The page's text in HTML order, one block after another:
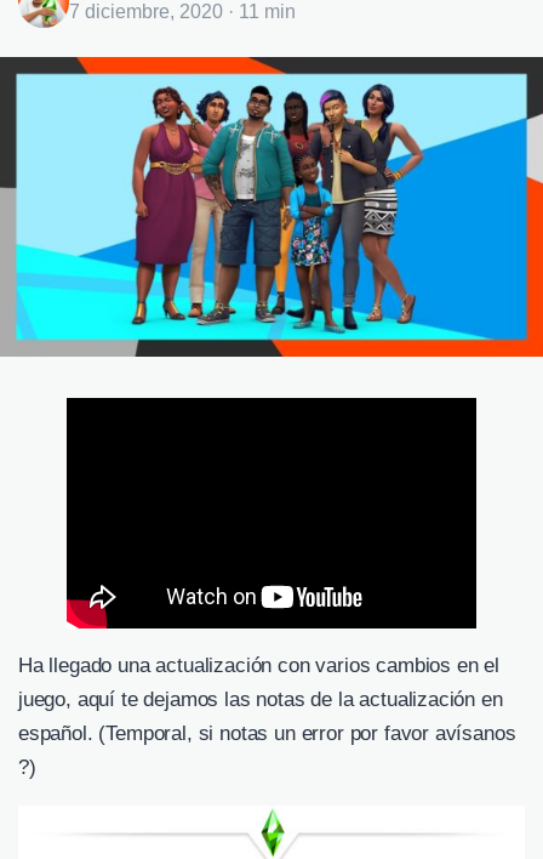
7 diciembre, 2020 · 11 min
Ha llegado una actualización con varios cambios en el
juego, aquí te dejamos las notas de la actualización en
español. (Temporal, si notas un error por favor avísanos
?)